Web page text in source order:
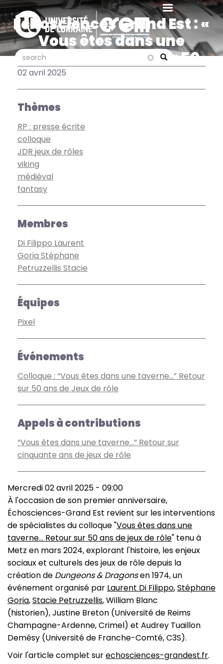
Aller
au
contenu
principal
Search
search search
Échosciences Grand Est : «
Vous êtes dans une
taverne... Retour sur 50
ans de jeux de rôle »
02 avril 2025
Thèmes
RP : presse écrite
colloque
JDR jeux de rôles
viking
médiéval
fantasy
Membres
Di Filippo Laurent
Goria Stéphane
Petruzzellis Stacie
Équipes
Pixel
Événements
Colloque : “Vous êtes dans une taverne…” Retour
sur 50 ans de Jeux de rôle
Appels à contributions
“Vous êtes dans une taverne…” Retour sur
cinquante ans de jeux de rôle
Mercredi 02 avril 2025 - 09:00
À l'occasion de son premier anniversaire,
Échosciences-Grand Est revient sur les interventions
de spécialistes du colloque "Vous êtes dans une
taverne... Retour sur 50 ans de jeux de rôle" tenu à
Metz en mars 2024, explorant l'histoire, les enjeux
sociaux et culturels des jeux de rôle depuis la
création de Dungeons & Dragonsen 1974, un
événement organisé par Laurent Di Filippo,Stéphane
Goria,Stacie Petruzzellis, William Blanc
(historien), Justine Breton (Université de Reims
Champagne-Ardenne, Crimel) et Audrey Tuaillon
Demésy (Université de Franche-Comté, C3S).
Voir l'article complet surechosciences-grandest.fr.